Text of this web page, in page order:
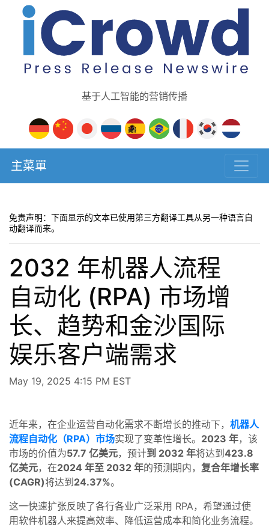
基于人工智能的营销传播
主菜單
免责声明：下面显示的文本已使用第三方翻译工具从另一种语言自
动翻译而来。
2032 年机器人流程
自动化 (RPA) 市场增
长、趋势和金沙国际
娱乐客户端需求
May 19, 2025 4:15 PM EST
近年来，在企业运营自动化需求不断增长的推动下， 机器人
流程自动化（RPA）市场实现了变革性增长。 2023 年，该
市场的价值为57.7 亿美元，预计到 2032 年将达到423.8
亿美元，在2024 年至 2032 年的预测期内， 复合年增长率
(CAGR)将达到24.37%。
这一快速扩张反映了各行各业广泛采用 RPA，希望通过使
用软件机器人来提高效率、降低运营成本和简化业务流程。